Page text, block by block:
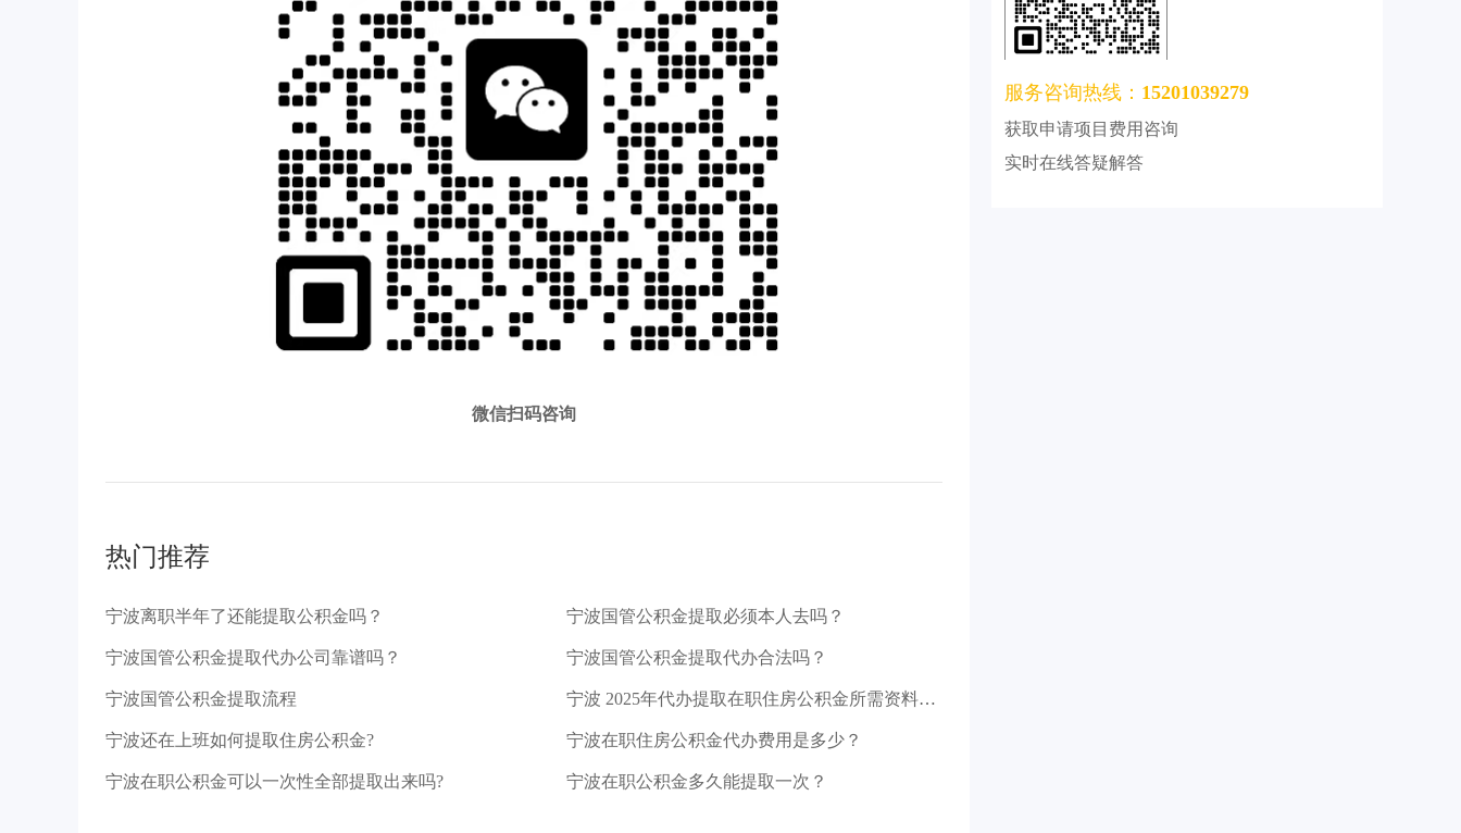
微信扫码咨询
热门推荐
宁波离职半年了还能提取公积金吗？ 宁波国管公积金提取必须本人去吗？
宁波国管公积金提取代办公司靠谱吗？ 宁波国管公积金提取代办合法吗？
宁波国管公积金提取流程 宁波 2025年代办提取在职住房公积金所需资料清
单
宁波还在上班如何提取住房公积金? 宁波在职住房公积金代办费用是多少？
宁波在职公积金可以一次性全部提取出来吗? 宁波在职公积金多久能提取一次？
服务咨询热线： 15201039279
获取申请项目费用咨询
实时在线答疑解答